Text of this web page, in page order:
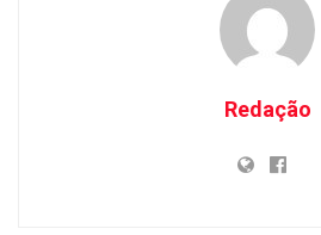
Redação